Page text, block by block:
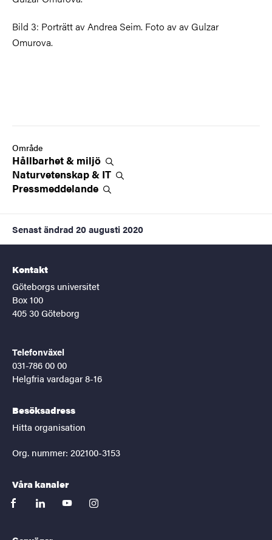
Bild 3: Porträtt av Andrea Seim. Foto av av Gulzar
Omurova.
Område
Hållbarhet & miljö
Naturvetenskap & IT
Pressmeddelande
Senast ändrad 20 augusti 2020
Kontakt
Göteborgs universitet
Box 100
405 30 Göteborg
Telefonväxel
031-786 00 00
Helgfria vardagar 8-16
Besöksadress
Hitta organisation
Org. nummer: 202100-3153
Våra kanaler
facebooklinkedinyoutubeinstagram